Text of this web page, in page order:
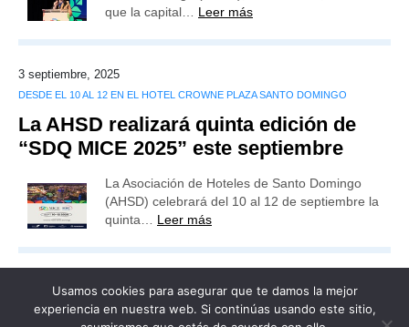
que la capital… Leer más
3 septiembre, 2025
DESDE EL 10 AL 12 EN EL HOTEL CROWNE PLAZA SANTO DOMINGO
La AHSD realizará quinta edición de
“SDQ MICE 2025” este septiembre
La Asociación de Hoteles de Santo Domingo
(AHSD) celebrará del 10 al 12 de septiembre la
quinta… Leer más
Usamos cookies para asegurar que te damos la mejor
experiencia en nuestra web. Si continúas usando este sitio,